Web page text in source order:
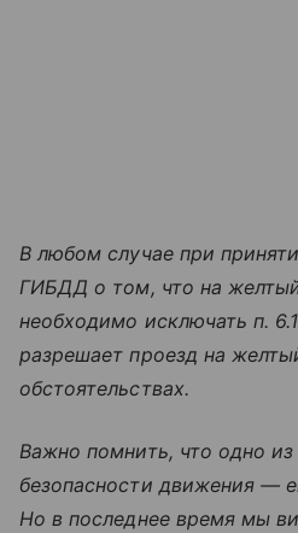
В любом случае при
ГИБДД о том, что на
необходимо исключать п.
разрешает проезд на
обстоятельствах.
Важно помнить, что одно из
безопасности движения —
Но в последнее время мы